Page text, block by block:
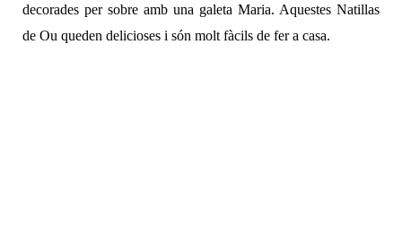
decorades per sobre amb una galeta Maria. Aquestes Natillas
de Ou queden delicioses i són molt fàcils de fer a casa.